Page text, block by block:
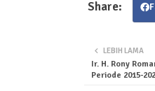
LEBIH LAMA
Ir. H. Rony
Periode 2015-